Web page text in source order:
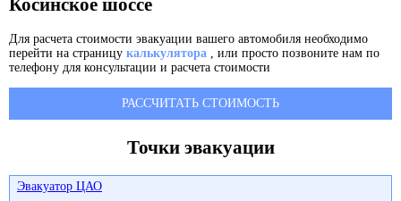
Для расчета стоимости эвакуации вашего автомобиля необходимо
перейти на страницу калькулятора , или просто позвоните нам по
телефону для консультации и расчета стоимости
РАССЧИТАТЬ СТОИМОСТЬ
Точки эвакуации
Эвакуатор ЦАО